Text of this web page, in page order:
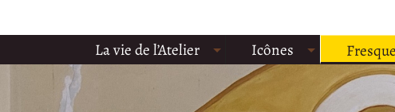
La vie de l’Atelier Icônes